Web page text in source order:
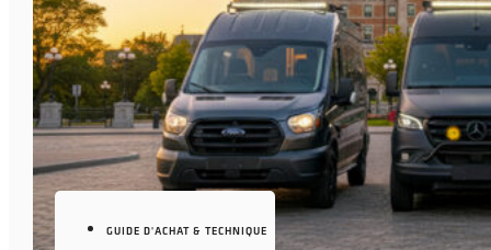
GUIDE D'ACHAT & TECHNIQUE